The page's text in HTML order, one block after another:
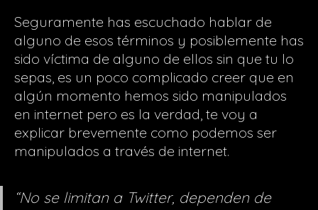
Seguramente has escuchado hablar de
alguno de esos términos y posiblemente has
sido víctima de alguno de ellos sin que tu lo
sepas, es un poco complicado creer que en
algún momento hemos sido manipulados
en internet pero es la verdad, te voy a
explicar brevemente como podemos ser
manipulados a través de internet.
“No se limitan a Twitter, dependen de